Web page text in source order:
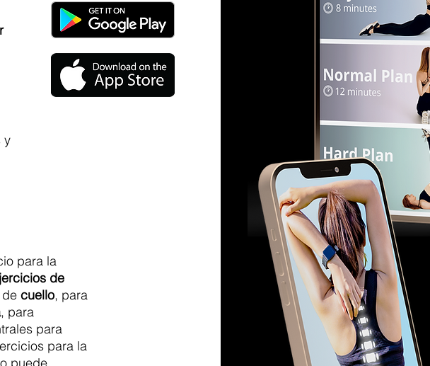
y
para la
de
cuello, para
, para
para
para la